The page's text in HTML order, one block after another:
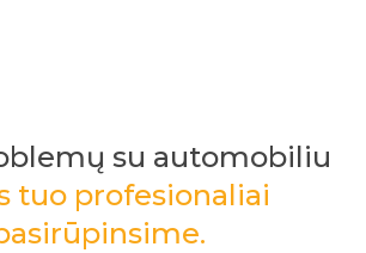
su automobiliu
tuo profesionaliai